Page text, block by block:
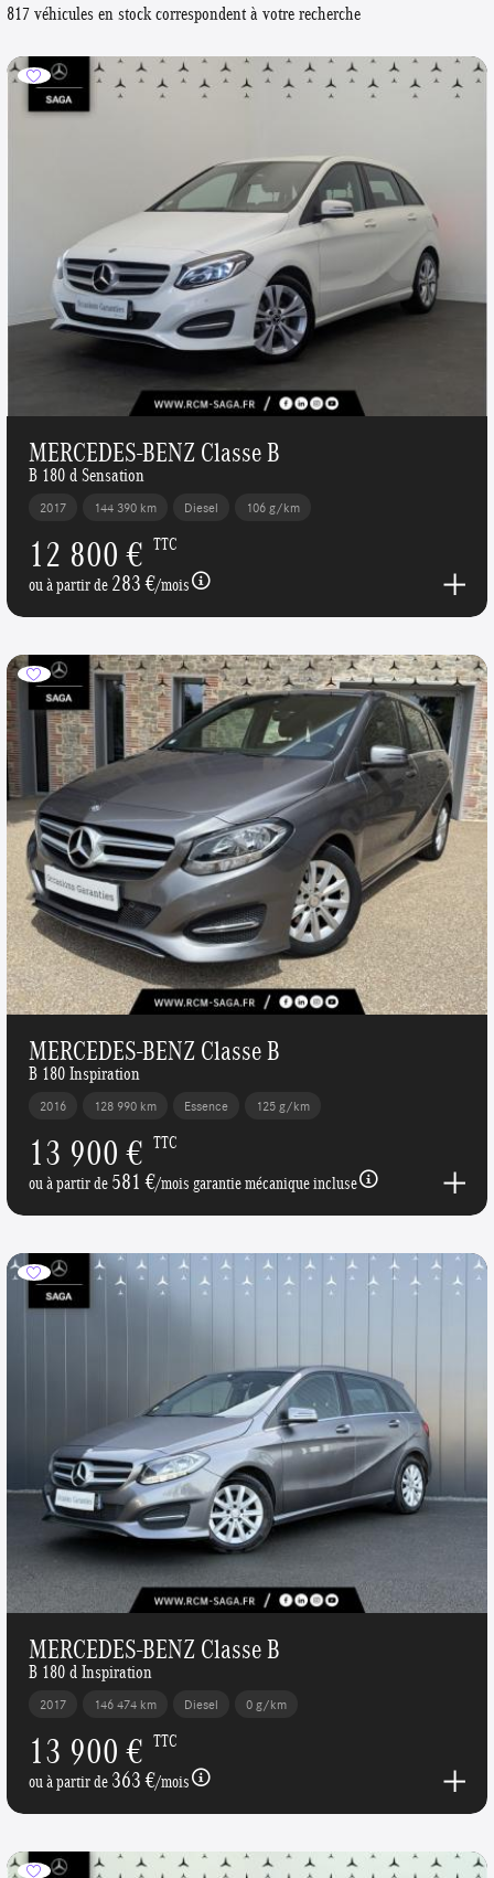
817 véhicules en stock correspondent à votre recherche
MERCEDES-BENZ Classe B
B 180 d Sensation
2017 144 390 km Diesel 106 g/km
12 800 € TTC
ou à partir de283 €/mois
MERCEDES-BENZ Classe B
B 180 Inspiration
2016 128 990 km Essence 125 g/km
13 900 € TTC
ou à partir de581 €/mois garantie mécanique incluse
MERCEDES-BENZ Classe B
B 180 d Inspiration
2017 146 474 km Diesel 0 g/km
13 900 € TTC
ou à partir de363 €/mois